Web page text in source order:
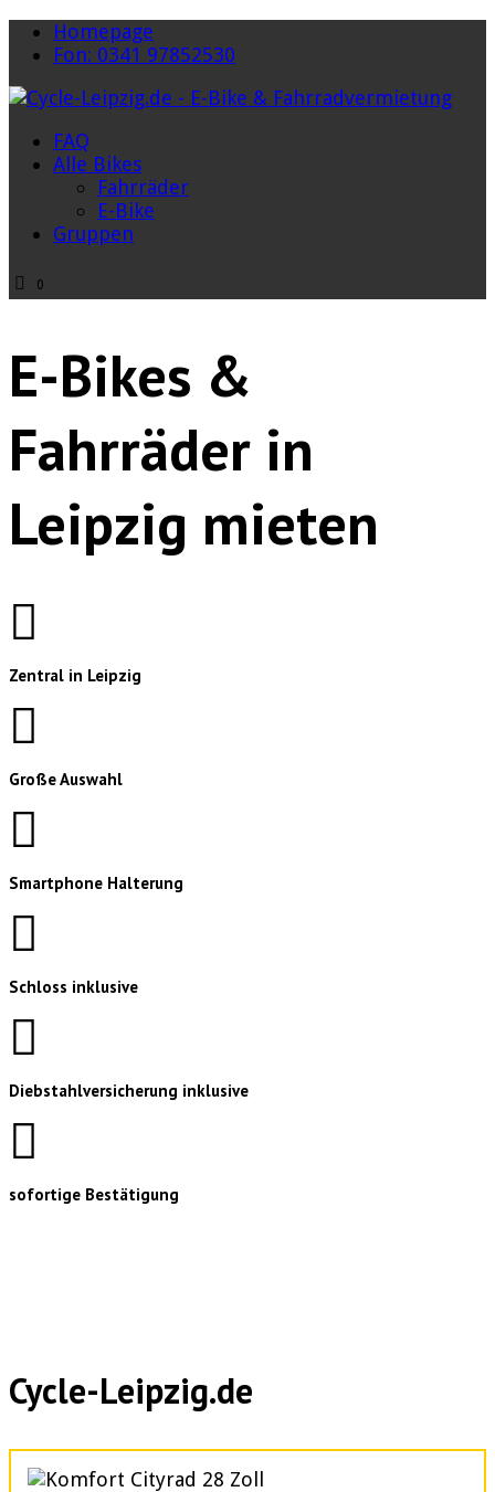
Homepage
Fon: 0341 97852530
FAQ
Alle Bikes
Fahrräder
E-Bike
Gruppen
0
E-Bikes &
Fahrräder in
Leipzig mieten
Zentral in Leipzig
Große Auswahl
Smartphone Halterung
Schloss inklusive
Diebstahlversicherung inklusive
sofortige Bestätigung
Cycle-Leipzig.de